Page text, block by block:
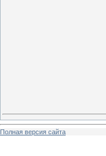
Полная версия сайта